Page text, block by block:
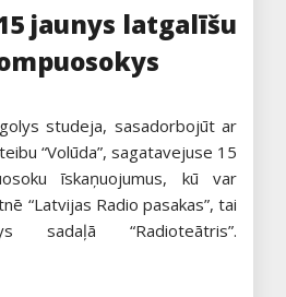
jaunys latgalīšu
studeja, sasadorbojūt ar
“Volūda”, sagatavejuse 15
īskaņuojumus, kū var
“Latvijas Radio pasakas”, tai
sadaļā “Radioteātris”.